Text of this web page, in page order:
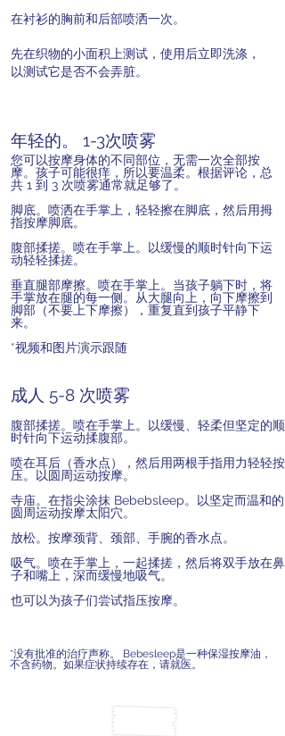
在衬衫的胸前和后部喷洒一次。
先在织物的小面积上测试，使用后立即洗涤，
以测试它是否不会弄脏。
年轻的。 1-3次喷雾
您可以按摩身体的不同部位，无需一次全部按
摩。孩子可能很痒，所以要温柔。根据评论，总
共 1 到 3 次喷雾通常就足够了。
脚底。喷洒在手掌上，轻轻擦在脚底，然后用拇
指按摩脚底。
腹部揉搓。喷在手掌上。以缓慢的顺时针向下运
动轻轻揉搓。
垂直腿部摩擦。喷在手掌上。当孩子躺下时，将
手掌放在腿的每一侧。从大腿向上，向下摩擦到
脚部（不要上下摩擦），重复直到孩子平静下
来。
*视频和图片演示跟随
成人 5-8 次喷雾
腹部揉搓。喷在手掌上。以缓慢、轻柔但坚定的顺
时针向下运动揉腹部。
喷在耳后（香水点），然后用两根手指用力轻轻按
压。以圆周运动按摩。
寺庙。在指尖涂抹 Bebebsleep。以坚定而温和的
圆周运动按摩太阳穴。
放松。按摩颈背、颈部、手腕的香水点。
吸气。喷在手掌上，一起揉搓，然后将双手放在鼻
子和嘴上，深而缓慢地吸气。
也可以为孩子们尝试指压按摩。
*没有批准的治疗声称。 Bebesleep是一种保湿按摩油，
不含药物。如果症状持续存在，请就医。